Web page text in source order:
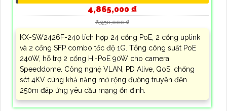
4,865,000 ₫
6,950,000 ₫
KX-SW2426F-240 tích hợp 24 cổng PoE, 2 cổng uplink
và 2 cổng SFP combo tốc độ 1G. Tổng công suất PoE
240W, hỗ trợ 2 cổng Hi-PoE 90W cho camera
Speeddome. Công nghệ VLAN, PD Alive, QoS, chống
sét 4KV cùng khả năng mở rộng đường truyền đến
250m đáp ứng yêu cầu mạng ổn định.